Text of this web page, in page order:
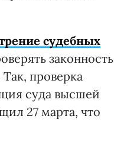
судебных
законность
проверка
суда высшей
27 марта, что